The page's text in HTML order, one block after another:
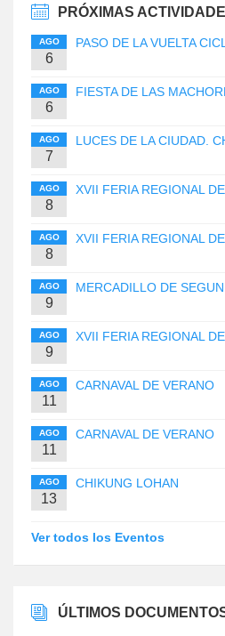
PRÓXIMAS
AGO
6
PASO DE LA VUELTA
AGO
6
FIESTA DE LAS
AGO
7
LUCES DE LA CIUDAD.
AGO
8
XVII FERIA REGIONAL
AGO
8
XVII FERIA REGIONAL
AGO
9
MERCADILLO DE
AGO
9
XVII FERIA REGIONAL
AGO
11
CARNAVAL DE VERANO
AGO
11
CARNAVAL DE VERANO
AGO
13
CHIKUNG LOHAN
Ver todos los Eventos
ÚLTIMOS